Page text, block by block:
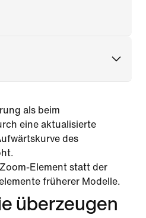
als beim
eine aktualisierte
des
Element statt der
früherer Modelle.
überzeugen